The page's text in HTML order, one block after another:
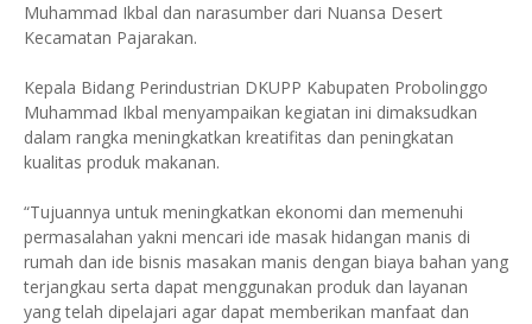
Muhammad Ikbal dan narasumber dari Nuansa Desert
Kecamatan Pajarakan.
Kepala Bidang Perindustrian DKUPP Kabupaten Probolinggo
Muhammad Ikbal menyampaikan kegiatan ini dimaksudkan
dalam rangka meningkatkan kreatifitas dan peningkatan
kualitas produk makanan.
“Tujuannya untuk meningkatkan ekonomi dan memenuhi
permasalahan yakni mencari ide masak hidangan manis di
rumah dan ide bisnis masakan manis dengan biaya bahan yang
terjangkau serta dapat menggunakan produk dan layanan
yang telah dipelajari agar dapat memberikan manfaat dan